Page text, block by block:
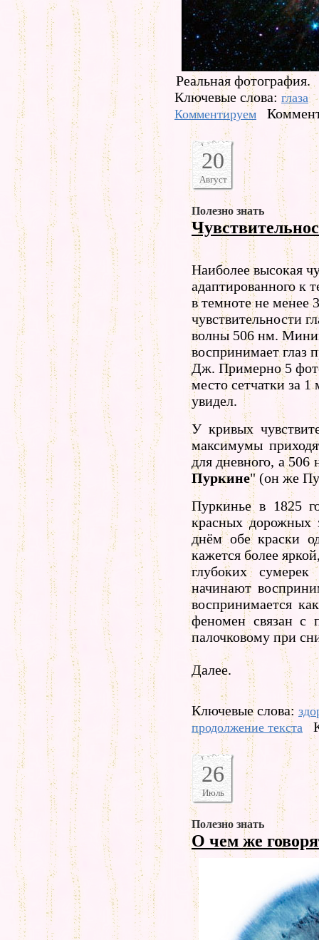
Реальная фотография.
Ключевые слова: глаза
Комментируем
20
Август
Полезно знать
Hаиболее высокая
адаптированного к
в темноте не
чувствительности
волны 506 нм.
воспринимает глаз
Дж. Примерно 5
место сетчатки за
увидел.
У кривых
максимумы
для дневного, а 506
Пуркине" (он же
Пуркинье в 1825
красных дорожных
днём обе краски
кажется более
глубоких
начинают
воспринимается
феномен связан с
палочковому при
Далее.
Ключевые слова:
продолжение текста
26
Июль
Полезно знать
О чем же